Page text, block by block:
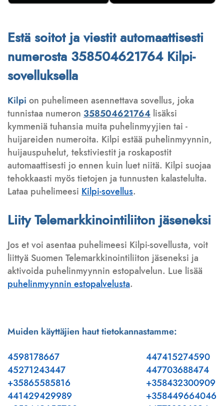
Estä soitot ja viestit automaattisesti
numerosta 358504621764 Kilpi-
sovelluksella
Kilpi on puhelimeen asennettava sovellus, joka
tunnistaa numeron 358504621764 lisäksi
kymmeniä tuhansia muita puhelinmyyjien tai -
huijareiden numeroita. Kilpi estää puhelinmyynnin,
huijauspuhelut, tekstiviestit ja roskapostit
automaattisesti jo ennen kuin luet niitä. Kilpi suojaa
tehokkaasti myös tietojen ja tunnusten kalastelulta.
Lataa puhelimeesi Kilpi-sovellus.
Liity Telemarkkinointiliiton jäseneksi
Jos et voi asentaa puhelimeesi Kilpi-sovellusta, voit
liittyä Suomen Telemarkkinointiliiton jäseneksi ja
aktivoida puhelinmyynnin estopalvelun. Lue lisää
puhelinmyynnin estopalvelusta.
Muiden käyttäjien haut tietokannastamme:
4598178667
45271243447
+35865585816
441429429989
447415274590
447703688474
+358432300909
+358449664046